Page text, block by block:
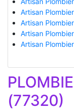
Artisan
Artisan
Artisan
Artisan
(77320)